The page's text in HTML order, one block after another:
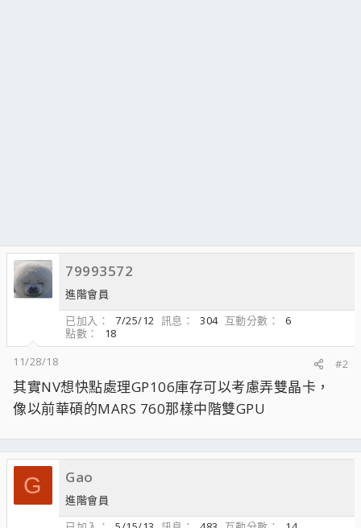
79993572
進階會員
已加入
7/25/12 訊息 304 互動分數
6
點數
18
11/28/18
#2
其實NV想快點處理GP106庫存可以考慮弄雙晶卡，
像以前華碩的MARS 760那樣中階雙GPU
G Gao
進階會員